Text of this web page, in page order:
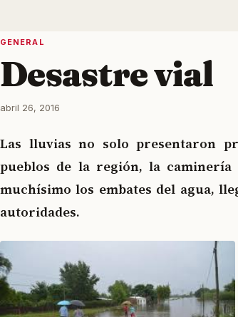
GENERAL
Desastre vial
abril 26, 2016
Las lluvias no solo presentaron
pueblos de la región, la
muchísimo los embates del agua,
autoridades.